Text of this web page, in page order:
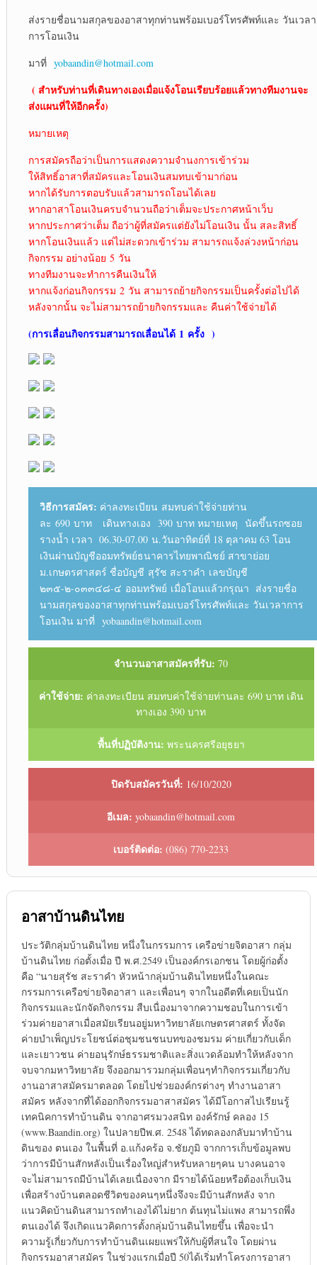
ส่งรายชื่อนามสกุลของอาสาทุกท่านพร้อมเบอร์โทรศัพท์และ วันเวลา
การโอนเงิน
มาที่ yobaandin@hotmail.com
( สำหรับท่านที่เดินทางเองเมื่อแจ้งโอนเรียบร้อยแล้วทางทีมงานจะ
ส่งแผนที่ให้อีกครั้ง)
หมายเหตุ
การสมัครถือว่าเป็นการแสดงความจำนงการเข้าร่วม
ให้สิทธิ์อาสาที่สมัครและโอนเงินสมทบเข้ามาก่อน
หากได้รับการตอบรับแล้วสามารถโอนได้เลย
หากอาสาโอนเงินครบจำนวนถือว่าเต็มจะประกาศหน้าเว็บ
หากประกาศว่าเต็ม ถือว่าผู้ที่สมัครแต่ยังไม่โอนเงิน นั้น สละสิทธิ์
หากโอนเงินแล้ว แต่ไม่สะดวกเข้าร่วม สามารถแจ้งล่วงหน้าก่อน
กิจกรรม อย่างน้อย 5 วัน
ทางทีมงานจะทำการคืนเงินให้
หากแจ้งก่อนกิจกรรม 2 วัน สามารถย้ายกิจกรรมเป็นครั้งต่อไปได้
หลังจากนั้น จะไม่สามารถย้ายกิจกรรมและ คืนค่าใช้จ่ายได้
(การเลื่อนกิจกรรมสามารถเลื่อนได้ 1 ครั้ง )
วิธีการสมัคร: ค่าลงทะเบียน สมทบค่าใช้จ่ายท่าน
ละ 690 บาท เดินทางเอง 390 บาท หมายเหตุ นัดขึ้นรถซอย
รางน้ำ เวลา 06.30-07.00 น.วันอาทิตย์ที่ 18 ตุลาคม 63 โอน
เงินผ่านบัญชีออมทรัพย์ธนาคารไทยพาณิชย์ สาขาย่อย
ม.เกษตรศาสตร์ ชื่อบัญชี สุรัช สะราคำ เลขบัญชี
๒๓๕-๒-๐๓๓๔๘-๔ ออมทรัพย์ เมื่อโอนแล้วกรุณา ส่งรายชื่อ
นามสกุลของอาสาทุกท่านพร้อมเบอร์โทรศัพท์และ วันเวลาการ
โอนเงิน มาที่ yobaandin@hotmail.com
จำนวนอาสาสมัครที่รับ: 70
ค่าใช้จ่าย: ค่าลงทะเบียน สมทบค่าใช้จ่ายท่านละ 690 บาท เดิน
ทางเอง 390 บาท
พื้นที่ปฏิบัติงาน: พระนครศรีอยุธยา
ปิดรับสมัครวันที่: 16/10/2020
อีเมล: yobaandin@hotmail.com
เบอร์ติดต่อ: (086) 770-2233
อาสาบ้านดินไทย
ประวัติกลุ่มบ้านดินไทย หนึ่งในกรรมการ เครือข่ายจิตอาสา กลุ่ม
บ้านดินไทย ก่อตั้งเมื่อ ปี พ.ศ.2549 เป็นองค์กรเอกชน โดยผู้ก่อตั้ง
คือ “นายสุรัช สะราคำ หัวหน้ากลุ่มบ้านดินไทยหนึ่งในคณะ
กรรมการเครือข่ายจิตอาสา และเพื่อนๆ จากในอดีตที่เคยเป็นนัก
กิจกรรมและนักจัดกิจกรรม สืบเนื่องมาจากความชอบในการเข้า
ร่วมค่ายอาสาเมื่อสมัยเรียนอยู่มหาวิทยาลัยเกษตรศาสตร์ ทั้งจัด
ค่ายบำเพ็ญประโยชน์ต่อชุมชนชนบทของชมรม ค่ายเกี่ยวกับเด็ก
และเยาวชน ค่ายอนุรักษ์ธรรมชาติและสิ่งแวดล้อมทำให้หลังจาก
จบจากมหาวิทยาลัย จึงออกมารวมกลุ่มเพื่อนๆทำกิจกรรมเกี่ยวกับ
งานอาสาสมัครมาตลอด โดยไปช่วยองค์กรต่างๆ ทำงานอาสา
สมัคร หลังจากที่ได้ออกกิจกรรมอาสาสมัคร ได้มีโอกาสไปเรียนรู้
เทคนิคการทำบ้านดิน จากอาศรมวงสนิท องค์รักษ์ คลอง 15
(www.Baandin.org) ในปลายปีพ.ศ. 2548 ได้ทดลองกลับมาทำบ้าน
ดินของ ตนเอง ในพื้นที่ อ.แก้งคร้อ จ.ชัยภูมิ จากการเก็บข้อมูลพบ
ว่าการมีบ้านสักหลังเป็นเรื่องใหญ่สำหรับหลายๆคน บางคนอาจ
จะไม่สามารถมีบ้านได้เลยเนื่องจาก มีรายได้น้อยหรือต้องเก็บเงิน
เพื่อสร้างบ้านตลอดชีวิตของคนๆหนึ่งจึงจะมีบ้านสักหลัง จาก
แนวคิดบ้านดินสามารถทำเองได้ไม่ยาก ต้นทุนไม่แพง สามารถพึ่ง
ตนเองได้ จึงเกิดแนวคิดการตั้งกลุ่มบ้านดินไทยขึ้น เพื่อจะนำ
ความรู้เกี่ยวกับการทำบ้านดินเผยแพร่ให้กับผู้ที่สนใจ โดยผ่าน
กิจกรรมอาสาสมัคร ในช่วงแรกเมื่อปี 50ได้เริ่มทำโครงการอาสา